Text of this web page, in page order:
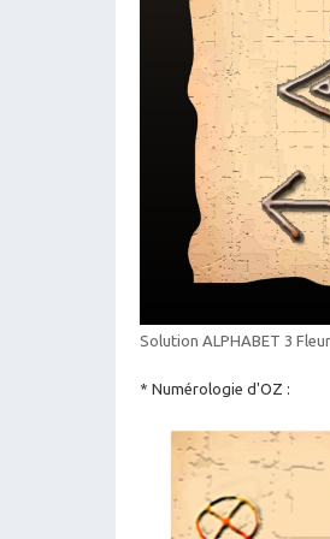
Solution ALPHABET 3
* Numérologie d'OZ :